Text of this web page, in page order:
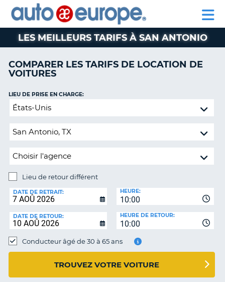
LOCATION
DE
VOITURES
CAMPING-
CAR
PARTENAIRE
SUPPORT
CLIENT
AUTO
EUROPE
LOCATION
DE
VOITURES
CAMPING-
PARTENAIRE
SUPPORT
COMPTE
MA
LANGUAGE
LES MEILLEURS TARIFS À SAN ANTONIO
COMPARER LES TARIFS DE LOCATION DE
VOITURES
Lieu
retour
LIEU DE PRISE EN CHARGE:
Lieu de retour différent
DE
RETOUR:
DATE DE RETRAIT:
10:00
HEURE:
DATE DE RETOUR:
10:00
HEURE DE RETOUR:
Conducteur âgé de 30 à 65 ans
TROUVEZ VOTRE VOITURE